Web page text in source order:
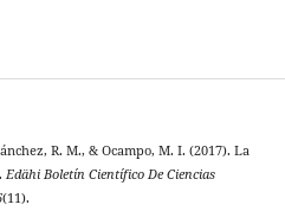
R. M., & Ocampo, M. I. (2017). La
Edähi Boletín Científico De Ciencias
(11).